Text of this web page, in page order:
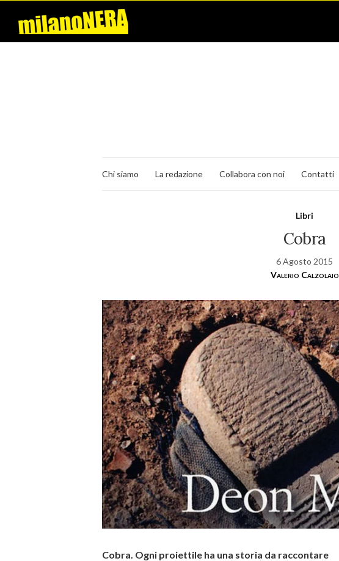
Chi siamo La redazione Collabora con noi Contatti
Libri
Cobra
6 Agosto 2015
Valerio Calzolaio
Cobra. Ogni proiettile ha una storia da raccontare